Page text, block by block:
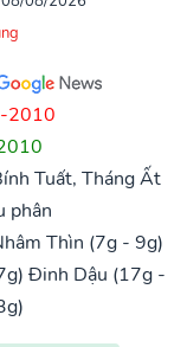
2010
Tuất, Tháng Ất
phân
Thìn (7g - 9g)
Đinh Dậu (17g -